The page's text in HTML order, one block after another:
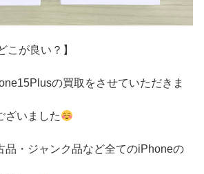
こが良い？】
の買取をさせていただきま
ざいました
品・ジャンク品など全てのiPhoneの